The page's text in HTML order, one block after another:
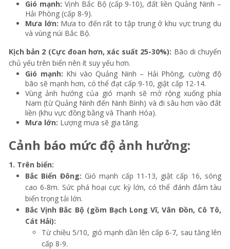
Gió mạnh: Vịnh Bắc Bộ (cấp 9-10), đất liền Quảng Ninh –
Hải Phòng (cấp 8-9).
Mưa lớn: Mưa to đến rất to tập trung ở khu vực trung du
và vùng núi Bắc Bộ.
Kịch bản 2 (Cực đoan hơn, xác suất 25-30%): Bão di chuyển
chủ yếu trên biển nên ít suy yếu hơn.
Gió mạnh: Khi vào Quảng Ninh – Hải Phòng, cường độ
bão sẽ mạnh hơn, có thể đạt cấp 9-10, giật cấp 12-14.
Vùng ảnh hưởng của gió mạnh sẽ mở rộng xuống phía
Nam (từ Quảng Ninh đến Ninh Bình) và đi sâu hơn vào đất
liền (khu vực đồng bằng và Thanh Hóa).
Mưa lớn: Lượng mưa sẽ gia tăng.
Cảnh báo mức độ ảnh hưởng:
1. Trên biển:
Bắc Biển Đông: Gió mạnh cấp 11-13, giật cấp 16, sóng
cao 6-8m. Sức phá hoại cực kỳ lớn, có thể đánh đắm tàu
biển trọng tải lớn.
Bắc Vịnh Bắc Bộ (gồm Bạch Long Vĩ, Vân Đồn, Cô Tô,
Cát Hải):
Từ chiều 5/10, gió mạnh dần lên cấp 6-7, sau tăng lên
cấp 8-9.